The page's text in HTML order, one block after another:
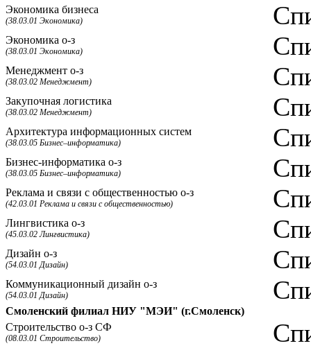
Экономика бизнеса
(38.03.01 Экономика)
Экономика о-з
(38.03.01 Экономика)
Менеджмент о-з
(38.03.02 Менеджмент)
Закупочная логистика
(38.03.02 Менеджмент)
Архитектура информационных систем
(38.03.05 Бизнес–информатика)
Бизнес-информатика о-з
(38.03.05 Бизнес–информатика)
Реклама и связи с общественностью о-з
(42.03.01 Реклама и связи с общественностью)
Лингвистика о-з
(45.03.02 Лингвистика)
Дизайн о-з
(54.03.01 Дизайн)
Коммуникационный дизайн о-з
(54.03.01 Дизайн)
Смоленский филиал НИУ "МЭИ" (г.Смоленск)
Строительство о-з СФ
(08.03.01 Строительство)